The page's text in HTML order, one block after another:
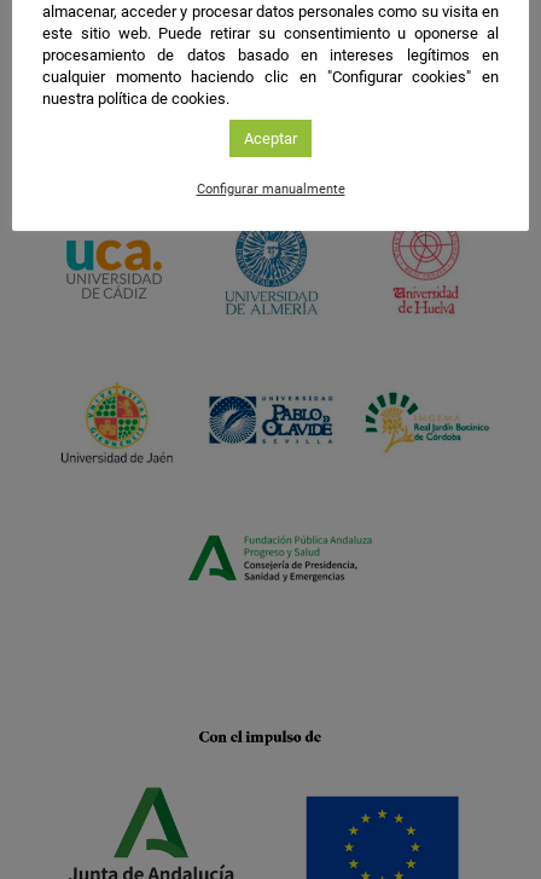
almacenar, acceder y procesar datos personales como su visita en
este sitio web. Puede retirar su consentimiento u oponerse al
procesamiento de datos basado en intereses legítimos en
cualquier momento haciendo clic en "Configurar cookies" en
nuestra política de cookies.
Aceptar
Configurar manualmente